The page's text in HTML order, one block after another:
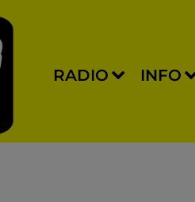
RADIO INFO